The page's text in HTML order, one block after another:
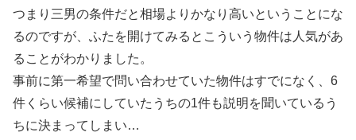
つまり三男の条件だと相場よりかなり高いということにな
るのですが、ふたを開けてみるとこういう物件は人気があ
ることがわかりました。
事前に第一希望で問い合わせていた物件はすでになく、6
件くらい候補にしていたうちの1件も説明を聞いているう
ちに決まってしまい…